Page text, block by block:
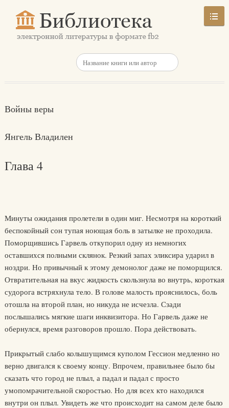
Войны веры
Янгель Владилен
Глава 4
Минуты ожидания пролетели в один миг. Несмотря на короткий
беспокойный сон тупая ноющая боль в затылке не проходила.
Поморщившись Гарвель откупорил одну из немногих
оставшихся полными склянок. Резкий запах эликсира ударил в
ноздри. Но привычный к этому демонолог даже не поморщился.
Отвратительная на вкус жидкость скользнула во внутрь, короткая
судорога встряхнула тело. В голове малость прояснилось, боль
отошла на второй план, но никуда не исчезла. Сзади
послышались мягкие шаги инквизитора. Но Гарвель даже не
обернулся, время разговоров прошло. Пора действовать.
Прикрытый слабо колышущимся куполом Гессион медленно но
верно двигался к своему концу. Впрочем, правильнее было бы
сказать что город не плыл, а падал и падал с просто
умопомрачительной скоростью. Но для всех кто находился
внутри он плыл. Увидеть же что происходит на самом деле было